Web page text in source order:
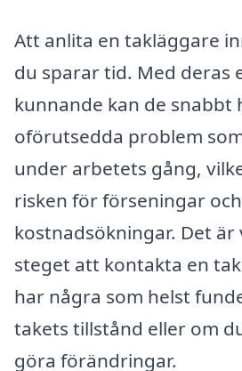
Att anlita en takläggare
du sparar tid. Med deras
kunnande kan de snabbt
oförutsedda problem
under arbetets gång,
risken för förseningar och
kostnadsökningar. Det
steget att kontakta en
har några som helst
takets tillstånd eller om
göra förändringar.